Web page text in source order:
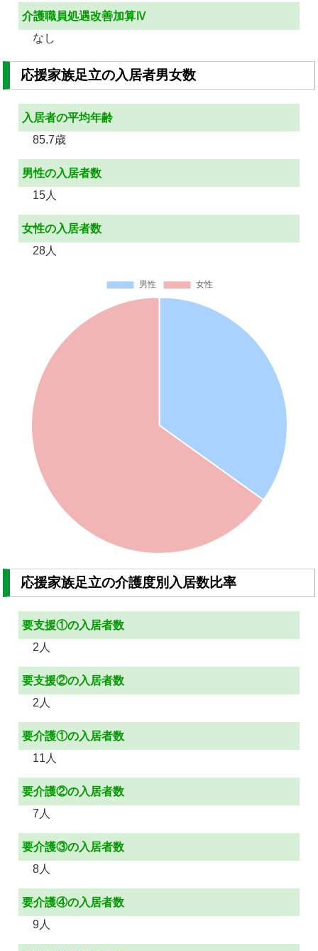
介護職員処遇改善加算Ⅳ
なし
応援家族足立の入居者男女数
入居者の平均年齢
85.7歳
男性の入居者数
15人
女性の入居者数
28人
応援家族足立の介護度別入居数比率
要支援①の入居者数
2人
要支援②の入居者数
2人
要介護①の入居者数
11人
要介護②の入居者数
7人
要介護③の入居者数
8人
要介護④の入居者数
9人